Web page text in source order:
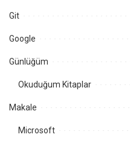
Git
Google
Günlüğüm
Okuduğum Kitaplar
Makale
Microsoft